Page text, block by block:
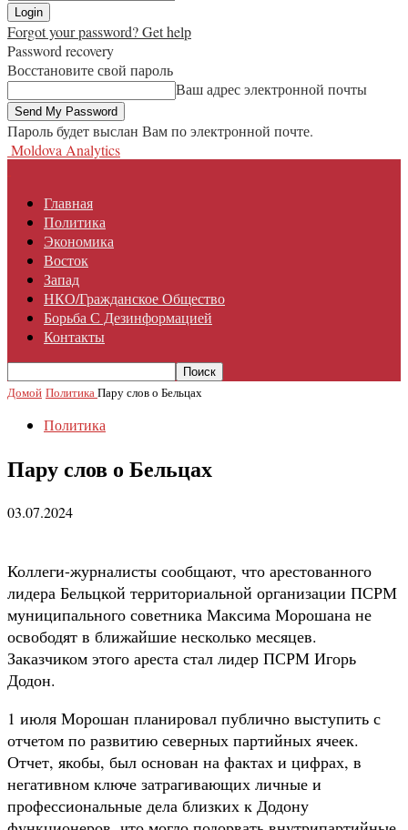
Forgot your password? Get help
Password recovery
Восстановите свой пароль
Ваш адрес электронной почты
Пароль будет выслан Вам по электронной почте.
Moldova Analytics
Главная
Политика
Экономика
Восток
Запад
НКО/гражданское Общество
Борьба С Дезинформацией
Контакты
Домой ПолитикаПару слов о Бельцах
Политика
Пару слов о Бельцах
03.07.2024
Коллеги-журналисты сообщают, что арестованного
лидера Бельцкой территориальной организации ПСРМ
муниципального советника Максима Морошана не
освободят в ближайшие несколько месяцев.
Заказчиком этого ареста стал лидер ПСРМ Игорь
Додон.
1 июля Морошан планировал публично выступить с
отчетом по развитию северных партийных ячеек.
Отчет, якобы, был основан на фактах и цифрах, в
негативном ключе затрагивающих личные и
профессиональные дела близких к Додону